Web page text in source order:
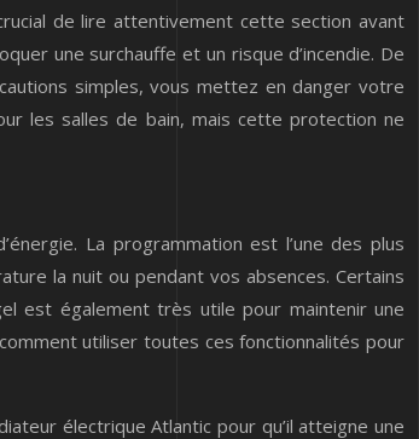
de lire attentivement cette section avant
une surchauffe et un risque d’incendie. De
simples, vous mettez en danger votre
les salles de bain, mais cette protection ne
La programmation est l’une des plus
la nuit ou pendant vos absences. Certains
est également très utile pour maintenir une
utiliser toutes ces fonctionnalités pour
électrique Atlantic pour qu’il atteigne une